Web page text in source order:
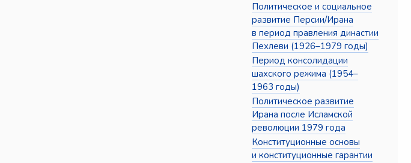
Политическое и социальное
развитие Персии/Ирана
в период правления династии
Пехлеви (1926–1979 годы)
Период консолидации
шахского режима (1954–
1963 годы)
Политическое развитие
Ирана после Исламской
революции 1979 года
Конституционные основы
и конституционные гарантии